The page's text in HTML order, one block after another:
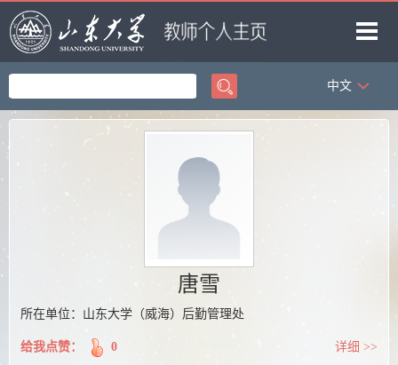
首页
教师博客
中文
唐雪
所在单位：山东大学（威海）后勤管理处
给我点赞： 0 详细 >>